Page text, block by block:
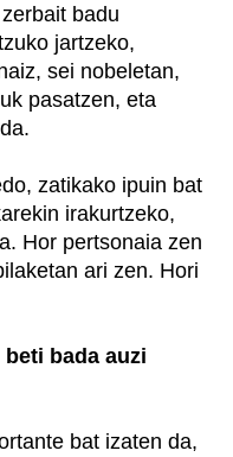
badu
jartzeko,
sei nobeletan,
pasatzen, eta
zatikako ipuin bat
irakurtzeko,
Hor pertsonaia zen
ari zen. Hori
bada auzi
bat izaten da,